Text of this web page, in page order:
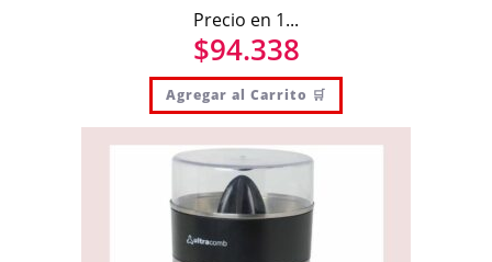
Precio en 1...
$94.338
Agregar al Carrito 🛒